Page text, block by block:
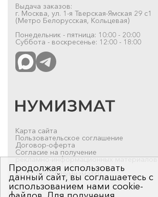
Выдача заказов:
г. Москва, ул. 1-я Тверская-Ямская 29 с1
(Метро Белорусская, Кольцевая)
Понедельник - пятница: 10:00 - 20:00
Суббота - воскресенье: 12:00 - 18:00
Карта сайта
Пользовательское соглашение
Договор-оферта
Согласие на получение
рекламно-информационных материалов
© 2019-2026 Нумизмат.ru
Продолжая использовать
данный сайт, вы соглашаетесь с
использованием нами cookie-